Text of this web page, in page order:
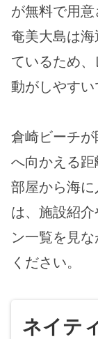
が無料で用意
奄美大島は
ているため
動がしやすい
倉崎ビーチ
へ向かえる距
部屋から海
は、施設紹
ン一覧を見
ください。
ネイテ